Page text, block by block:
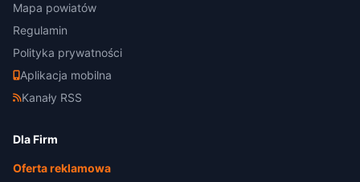
Mapa powiatów
Regulamin
Polityka prywatności
Aplikacja mobilna
Kanały RSS
Dla Firm
Oferta reklamowa